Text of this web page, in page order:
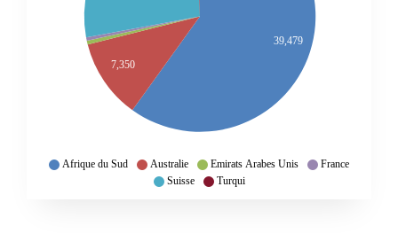
Afrique du Sud Australie Emirats Arabes Unis
France
Suisse
Turqui
39,479
7,350